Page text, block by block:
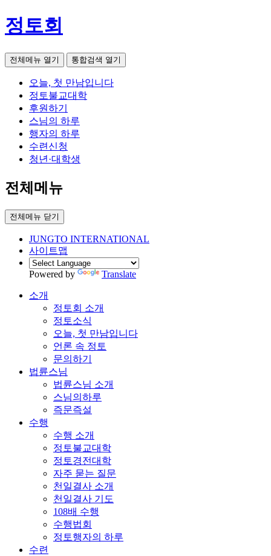
정토회
전체메뉴 열기 통합검색 열기
오늘, 첫 만남입니다
정토불교대학
후원하기
스님의 하루
행자의 하루
수련신청
청년·대학생
전체메뉴
전체메뉴 닫기
JUNGTO INTERNATIONAL
사이트맵
Powered by Translate
소개
정토회 소개
정토소식
오늘, 첫 만남입니다
언론 속 정토
문의하기
법륜스님
법륜스님 소개
스님의하루
즉문즉설
수행
수행 소개
정토불교대학
정토경전대학
자주 묻는 질문
천일결사 소개
천일결사 기도
108배 수행
수행법회
정토행자의 하루
수련